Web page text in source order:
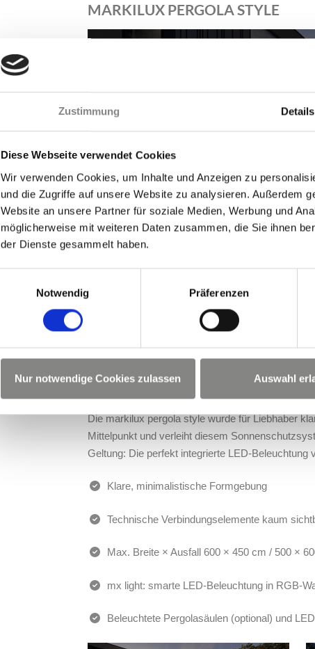
Zustimmung Details
Diese Webseite verwendet Cookies
Wir verwenden Cookies, um Inhalte und Anzeigen zu
und die Zugriffe auf unsere Website zu analysieren. Außerdem
Website an unsere Partner für soziale Medien, Werbung und
möglicherweise mit weiteren Daten zusammen, die Sie ihnen
der Dienste gesammelt haben.
Notwendig
Präferenzen
Nur notwendige Cookies zulassen Auswahl
MARKILUX PERGOLA STYLE
Die markilux pergola style wurde für Liebhaber
Mittelpunkt und verleiht diesem
Geltung: Die perfekt integrierte LED-Beleuchtung
Klare, minimalistische Formgebung
Technische Verbindungselemente kaum
Max. Breite × Ausfall 600 × 450 cm / 500 ×
mx light: smarte LED-Beleuchtung in RGB-
Beleuchtete Pergolasäulen (optional) und